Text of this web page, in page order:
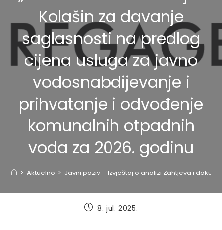
Kolašin za davanje
saglasnosti na predlog
cijena usluga za javno
vodosnabdijevanje i
prihvatanje i odvođenje
komunalnih otpadnih
voda za 2026. godinu
> Aktuelno > Javni poziv – Izvještaj o analizi Zahtjeva i
Post8. jul. 2025.